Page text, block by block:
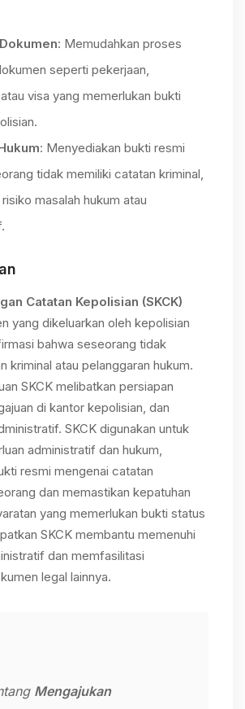
: Memudahkan proses
seperti pekerjaan,
visa yang memerlukan bukti
: Menyediakan bukti resmi
tidak memiliki catatan kriminal,
masalah hukum atau
Catatan Kepolisian (SKCK)
yang dikeluarkan oleh kepolisian
bahwa seseorang tidak
kriminal atau pelanggaran hukum.
SKCK melibatkan persiapan
di kantor kepolisian, dan
SKCK digunakan untuk
administratif dan hukum,
resmi mengenai catatan
dan memastikan kepatuhan
yang memerlukan bukti status
SKCK membantu memenuhi
dan memfasilitasi
legal lainnya.
Mengajukan